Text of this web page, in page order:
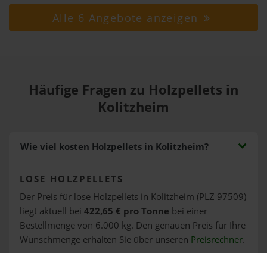
Alle 6 Angebote anzeigen
Häufige Fragen zu Holzpellets in
Kolitzheim
Wie viel kosten Holzpellets in Kolitzheim?
LOSE HOLZPELLETS
Der Preis für lose Holzpellets in Kolitzheim (PLZ 97509)
liegt aktuell bei 422,65 € pro Tonne bei einer
Bestellmenge von 6.000 kg. Den genauen Preis für Ihre
Wunschmenge erhalten Sie über unseren Preisrechner.